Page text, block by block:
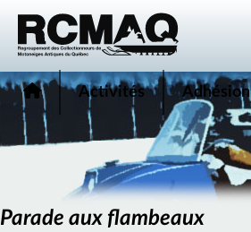
Activités Adhésion
Parade aux flambeaux